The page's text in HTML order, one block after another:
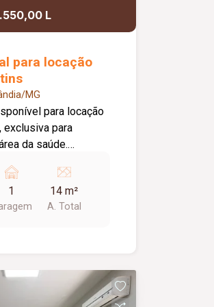
entregues no estado
220 V.
L
para locação
MG
para locação
exclusiva para
da saúde.
oferece duas
para
dos
14 m², está situada
e conta com ar-
1 14 m²
A. Total